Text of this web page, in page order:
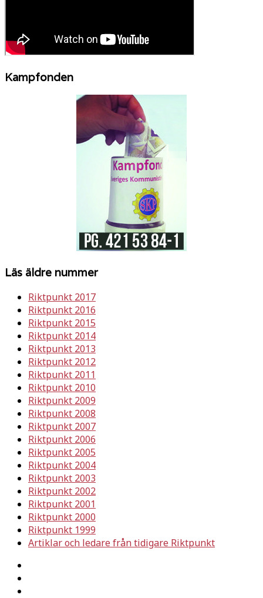
Kampfonden
Läs äldre nummer
Riktpunkt 2017
Riktpunkt 2016
Riktpunkt 2015
Riktpunkt 2014
Riktpunkt 2013
Riktpunkt 2012
Riktpunkt 2011
Riktpunkt 2010
Riktpunkt 2009
Riktpunkt 2008
Riktpunkt 2007
Riktpunkt 2006
Riktpunkt 2005
Riktpunkt 2004
Riktpunkt 2003
Riktpunkt 2002
Riktpunkt 2001
Riktpunkt 2000
Riktpunkt 1999
Artiklar och ledare från tidigare Riktpunkt